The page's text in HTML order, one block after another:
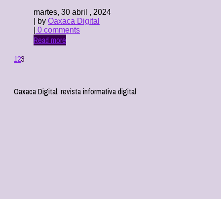
martes, 30 abril , 2024
| by Oaxaca Digital
0 comments
Read more
123
Oaxaca Digital, revista informativa digital